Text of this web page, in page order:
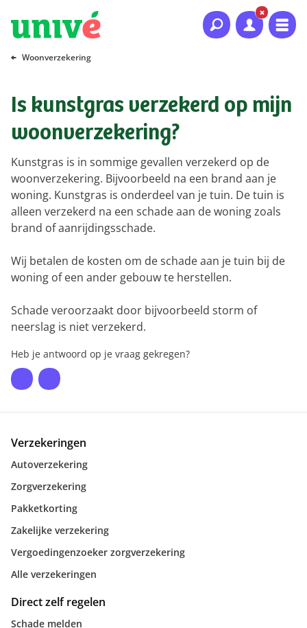
Naar hoofdinhoud
Naar hoofdnavigatie
Naar footer
Woonverzekering
Is kunstgras verzekerd op mijn
woonverzekering?
Kunstgras is in sommige gevallen verzekerd op de
woonverzekering. Bijvoorbeeld na een brand aan je
woning. Kunstgras is onderdeel van je tuin. De tuin is
alleen verzekerd na een schade aan de woning zoals
brand of aanrijdingsschade.
Wij betalen de kosten om de schade aan je tuin bij de
woning of een ander gebouw te herstellen.
Schade veroorzaakt door bijvoorbeeld storm of
neerslag is niet verzekerd.
Heb je antwoord op je vraag gekregen?
Verzekeringen
Autoverzekering
Zorgverzekering
Pakketkorting
Zakelijke verzekering
Vergoedingenzoeker zorgverzekering
Alle verzekeringen
Direct zelf regelen
Schade melden